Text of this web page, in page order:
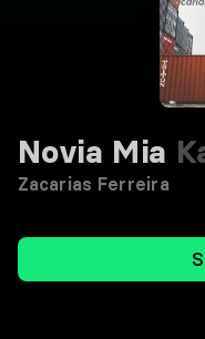
Novia Mia
Zacarias Ferreira